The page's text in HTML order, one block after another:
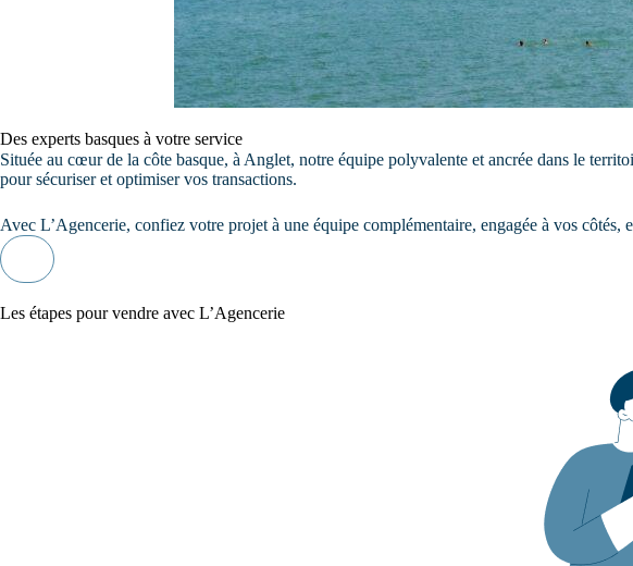
Des experts basques à votre service
Située au cœur de la côte basque, à Anglet, notre équipe polyvalente et ancrée dans le
pour sécuriser et optimiser vos transactions.
Avec L’Agencerie, confiez votre projet à une équipe complémentaire, engagée à vos côtés,
Je contacte l'équipe
Les étapes pour vendre avec L’Agencerie